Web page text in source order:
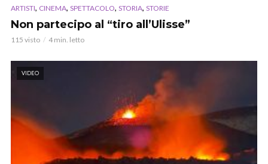
ARTISTI, CINEMA, SPETTACOLO, STORIA, STORIE
Non partecipo al “tiro all’Ulisse”
115 visto 4 min. letto
VIDEO